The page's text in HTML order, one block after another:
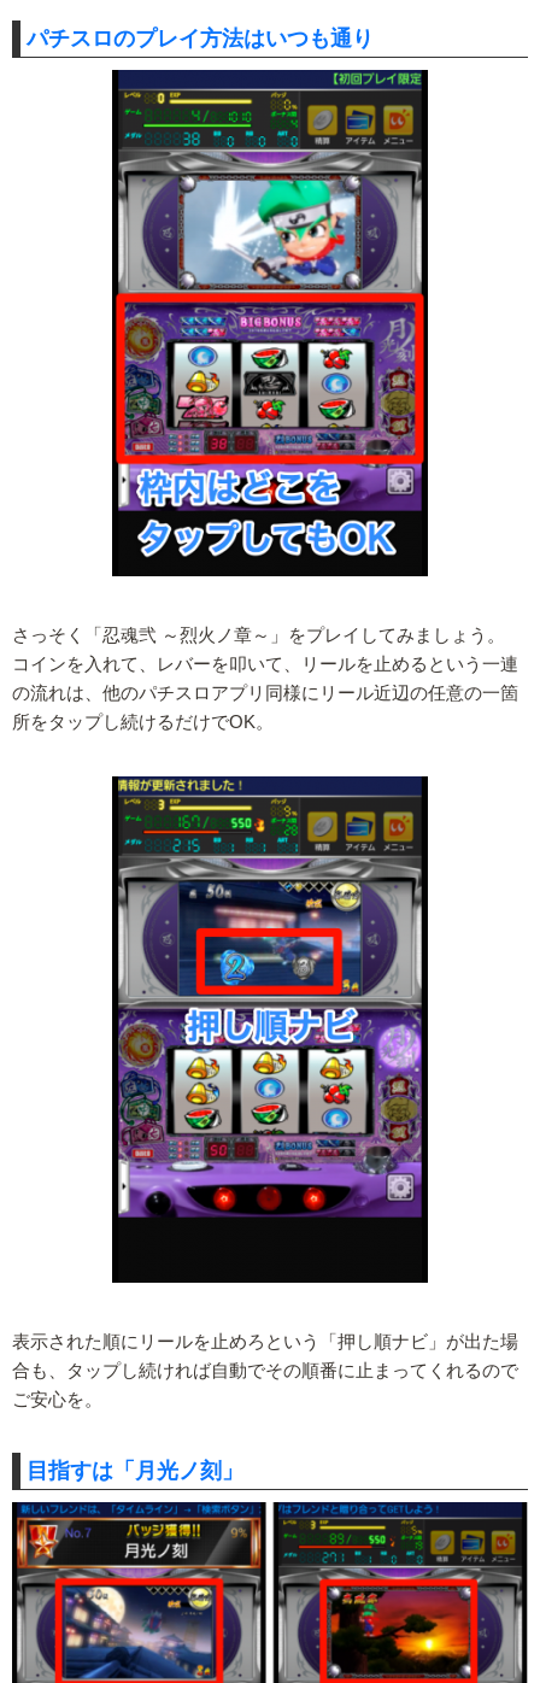
パチスロのプレイ方法はいつも通り
さっそく「忍魂弐 ～烈火ノ章～」をプレイしてみましょう。
コインを入れて、レバーを叩いて、リールを止めるという一連
の流れは、他のパチスロアプリ同様にリール近辺の任意の一箇
所をタップし続けるだけでOK。
表示された順にリールを止めろという「押し順ナビ」が出た場
合も、タップし続ければ自動でその順番に止まってくれるので
ご安心を。
目指すは「月光ノ刻」